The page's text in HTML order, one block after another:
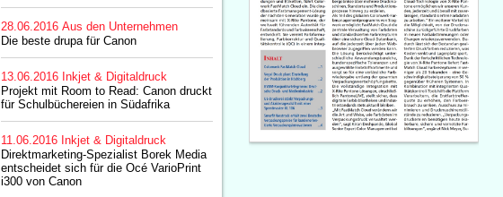
28.06.2016 Aus den Unternehmen
Die beste drupa für Canon
13.06.2016 Inkjet & Digitaldruck
Projekt mit Room to Read: Canon druckt
für Schulbüchereien in Südafrika
11.06.2016 Inkjet & Digitaldruck
Direktmarketing-Spezialist Borek Media
entscheidet sich für die Océ VarioPrint
i300 von Canon